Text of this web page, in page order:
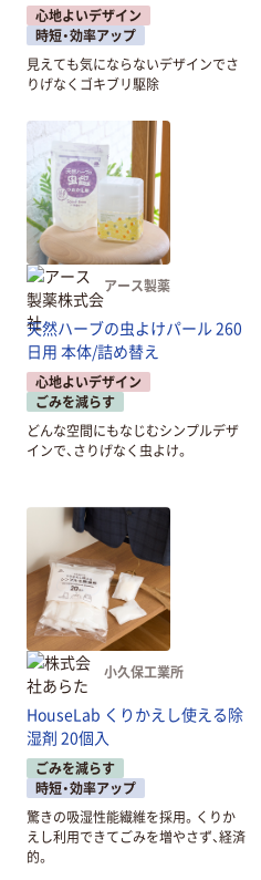
心地よいデザイン
時短・効率アップ
見えても気にならないデザインでさ
りげなくゴキブリ駆除
アース製薬
天然ハーブの虫よけパール 260
日用 本体/詰め替え
心地よいデザイン
ごみを減らす
どんな空間にもなじむシンプルデザ
インで、さりげなく虫よけ。
小久保工業所
HouseLab くりかえし使える除
湿剤 20個入
ごみを減らす
時短・効率アップ
驚きの吸湿性能繊維を採用。くりか
えし利用できてごみを増やさず、経済
的。